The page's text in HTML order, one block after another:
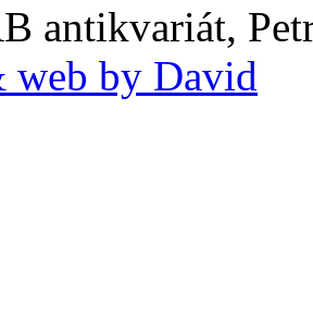
antikvariát,
web by David